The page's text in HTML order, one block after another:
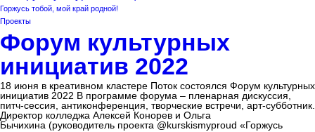
Горжусь тобой, мой край родной!
Проекты
Форум культурных
инициатив 2022
18 июня в креативном кластере Поток состоялся Форум культурных
инициатив 2022 В программе форума – пленарная дискуссия,
питч-сессия, антиконференция, творческие встречи, арт-субботник.
Директор колледжа Алексей Конорев и Ольга
Бычихина (руководитель проекта @kurskismyproud «Горжусь